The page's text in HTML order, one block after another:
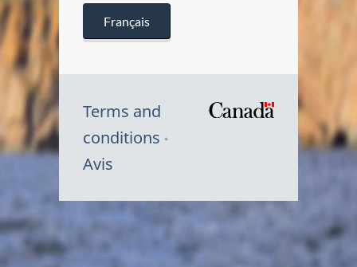
Français
Terms and
conditions
Avis
Symbole
Canada